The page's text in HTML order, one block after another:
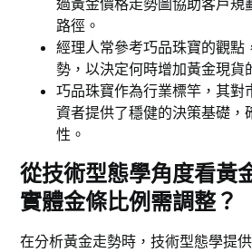
過黃金價格走勢圖協助客戶規
路徑。
經理人常參考巧品珠寶的觀點
勢，以決定何時增加黃金現貨
巧品珠寶作為行業標竿，其對
資者提供了穩健的決策基礎，
性。
從技術型態學角度看黃
實體金條比例需調整？
在分析黃金走勢時，技術型態學提